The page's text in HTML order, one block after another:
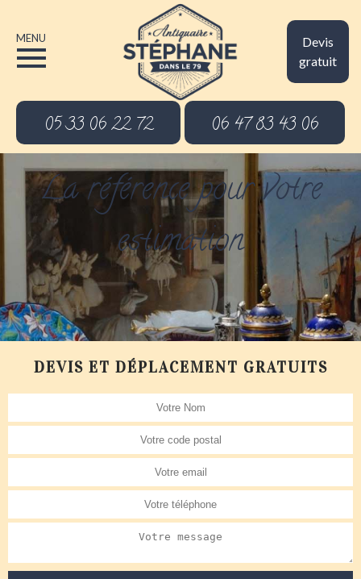
Devis
gratuit
MENU
05 33 06 22 72 06 47 83 43 06
La référence pour votre
estimation
DEVIS ET DÉPLACEMENT GRATUITS